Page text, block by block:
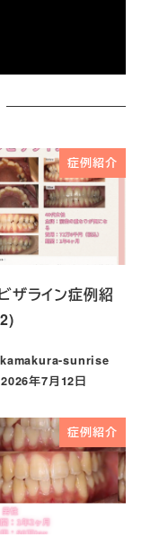
症例紹介
ザライン症例紹
kamakura-sunrise
投稿日
2026年7月12日
症例紹介